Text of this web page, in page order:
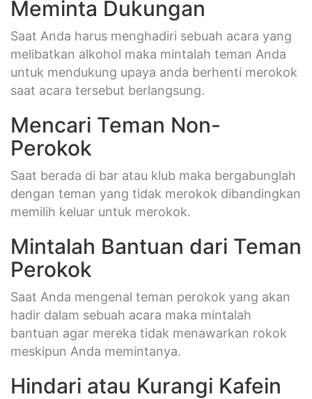
Meminta Dukungan
Saat Anda harus menghadiri sebuah acara yang
melibatkan alkohol maka mintalah teman Anda
untuk mendukung upaya anda berhenti merokok
saat acara tersebut berlangsung.
Mencari Teman Non-
Perokok
Saat berada di bar atau klub maka bergabunglah
dengan teman yang tidak merokok dibandingkan
memilih keluar untuk merokok.
Mintalah Bantuan dari Teman
Perokok
Saat Anda mengenal teman perokok yang akan
hadir dalam sebuah acara maka mintalah
bantuan agar mereka tidak menawarkan rokok
meskipun Anda memintanya.
Hindari atau Kurangi Kafein